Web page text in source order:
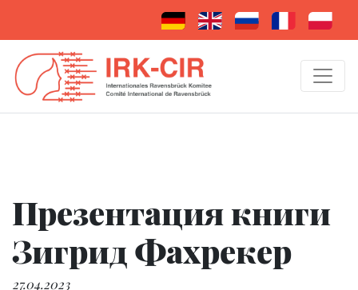
Презентация книги
Зигрид Фахрекер
27.04.2023